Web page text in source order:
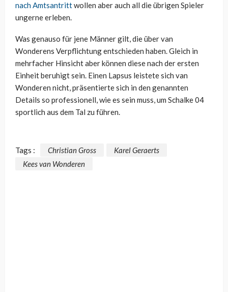
nach Amtsantrittwollen aber auch all die übrigen Spieler
ungerne erleben.
Was genauso für jene Männer gilt, die über van
Wonderens Verpflichtung entschieden haben. Gleich in
mehrfacher Hinsicht aber können diese nach der ersten
Einheit beruhigt sein. Einen Lapsus leistete sich van
Wonderen nicht, präsentierte sich in den genannten
Details so professionell, wie es sein muss, um Schalke 04
sportlich aus dem Tal zu führen.
Tags : Christian Gross
Karel Geraerts
Kees van Wonderen